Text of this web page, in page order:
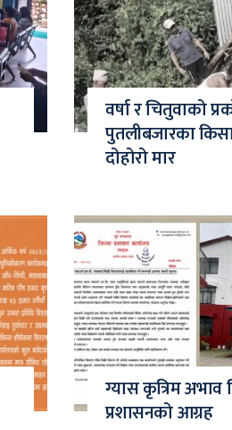
वर्षा र चितुवाको
पुतलीबजारका
दोहोरो मार
ग्यास कृत्रिम अभाव
प्रशासनको आग्रह